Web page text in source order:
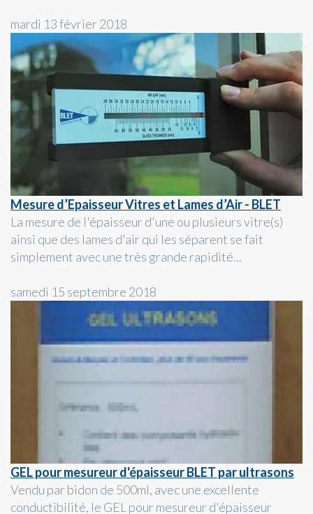
mardi 13 février 2018
Mesure d’Epaisseur Vitres et Lames d’Air - BLET
La mesure de l'épaisseur d'une ou plusieurs vitre(s)
ainsi que des lames d'air qui les séparent se fait
simplement avec une très grande rapidité...
samedi 15 septembre 2018
GEL pour mesureur d'épaisseur BLET par ultrasons
Vendu par bidon de 500ml, avec une excellente
conductibilité, le GEL pour mesureur d'épaisseur